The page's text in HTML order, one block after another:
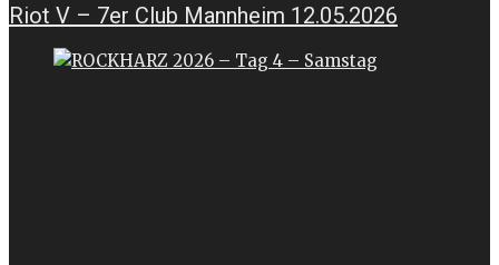
Riot V – 7er Club Mannheim 12.05.2026